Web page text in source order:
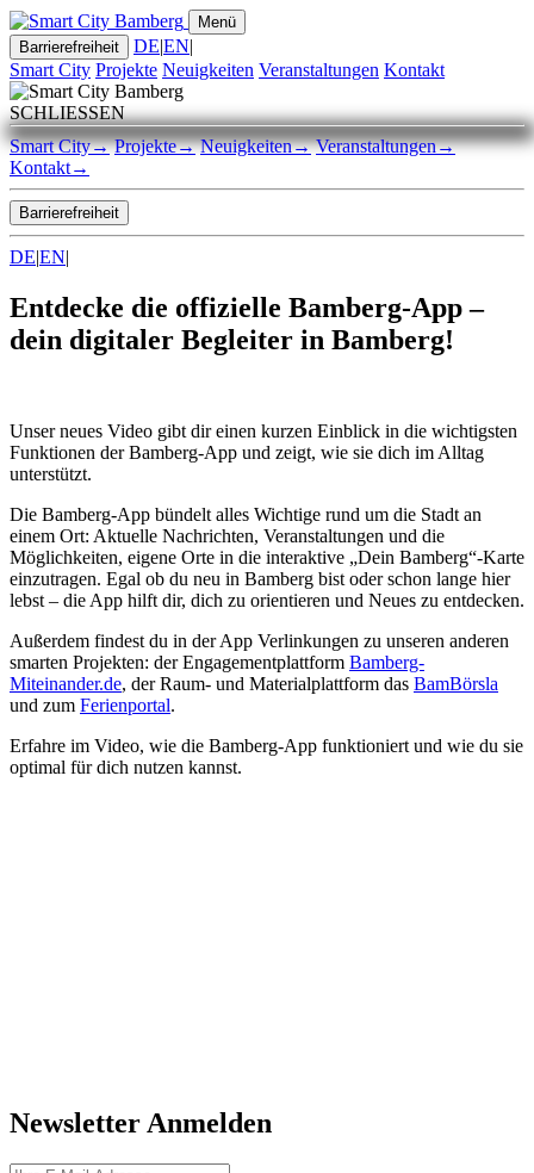
Menü
Barrierefreiheit
DE|EN|
Smart City Projekte Neuigkeiten Veranstaltungen Kontakt
SCHLIESSEN
Smart City→ Projekte→ Neuigkeiten→ Veranstaltungen→
Kontakt→
Barrierefreiheit
DE|EN|
Entdecke die offizielle Bamberg-App –
dein digitaler Begleiter in Bamberg!
Unser neues Video gibt dir einen kurzen Einblick in die wichtigsten
Funktionen der Bamberg-App und zeigt, wie sie dich im Alltag
unterstützt.
Die Bamberg-App bündelt alles Wichtige rund um die Stadt an
einem Ort: Aktuelle Nachrichten, Veranstaltungen und die
Möglichkeiten, eigene Orte in die interaktive „Dein Bamberg“-Karte
einzutragen. Egal ob du neu in Bamberg bist oder schon lange hier
lebst – die App hilft dir, dich zu orientieren und Neues zu entdecken.
Außerdem findest du in der App Verlinkungen zu unseren anderen
smarten Projekten: der Engagementplattform Bamberg-
Miteinander.de, der Raum- und Materialplattform das BamBörsla
und zum Ferienportal.
Erfahre im Video, wie die Bamberg-App funktioniert und wie du sie
optimal für dich nutzen kannst.
Newsletter Anmelden